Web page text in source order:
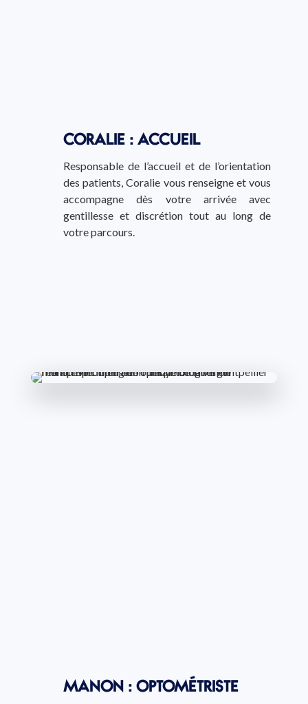
CORALIE : ACCUEIL
Responsable de l’accueil et de l’orientation
des patients, Coralie vous renseigne et vous
accompagne dès votre arrivée avec
gentillesse et discrétion tout au long de
votre parcours.
MANON : OPTOMÉTRISTE